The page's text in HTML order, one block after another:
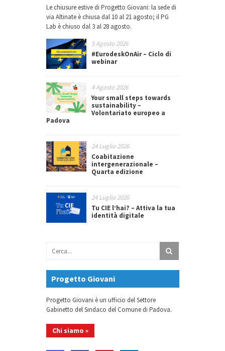
Le chiusure estive di Progetto Giovani: la sede di
via Altinate è chiusa dal 10 al 21 agosto; il PG
Lab è chiuso dal 3 al 28 agosto.
5 Agosto 2026
#EurodeskOnAir – Ciclo di
webinar
4 Agosto 2026
Your small steps towards
sustainability –
Volontariato europeo a
Padova
24 Luglio 2026
Coabitazione
intergenerazionale –
Quarta edizione
24 Luglio 2026
Tu CIE l’hai? – Attiva la tua
identità digitale
Progetto Giovani
Progetto Giovani è un ufficio del Settore
Gabinetto del Sindaco del Comune di Padova.
Chi siamo »